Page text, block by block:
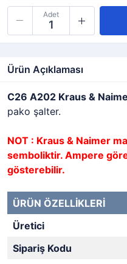
Adet
Ürün Açıklaması
C26 A202 Kraus &
pako şalter.
NOT : Kraus & Naimer
semboliktir. Ampere
gösterebilir.
ÜRÜN ÖZELLİKLERİ
Üretici
Sipariş Kodu